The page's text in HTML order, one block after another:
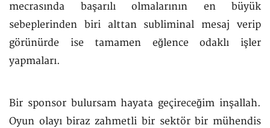
mecrasında başarılı olmalarının en büyük
sebeplerinden biri alttan subliminal mesaj verip
görünürde ise tamamen eğlence odaklı işler
yapmaları.
Bir sponsor bulursam hayata geçireceğim inşallah.
Oyun olayı biraz zahmetli bir sektör bir mühendis